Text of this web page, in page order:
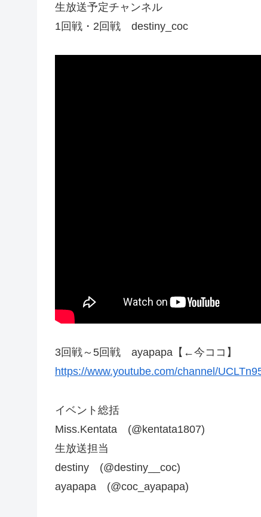
生放送予定チャンネル
1回戦・2回戦 destiny_coc
3回戦～5回戦 ayapapa【←今ココ】
https://www.youtube.com/channel/
イベント総括
Miss.Kentata (@kentata1807)
生放送担当
destiny (@destiny__coc)
ayapapa (@coc_ayapapa)